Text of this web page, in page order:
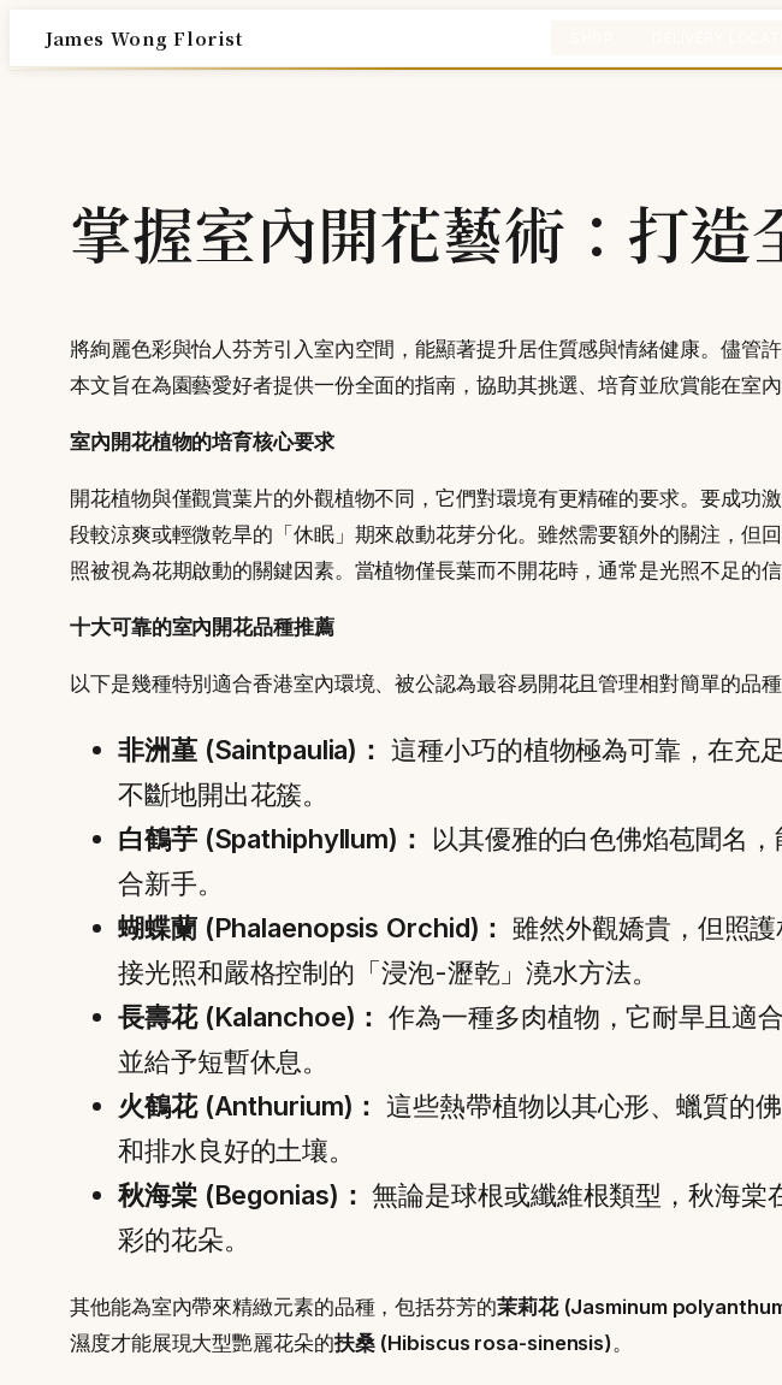
Skip
to
James Wong Florist
掌握室內開花藝術：打造
將絢麗色彩與怡人芬芳引入室內空間，能顯著提升居住質感與情緒健康。儘管
本文旨在為園藝愛好者提供一份全面的指南，協助其挑選、培育並欣賞能在室
室內開花植物的培育核心要求
開花植物與僅觀賞葉片的外觀植物不同，它們對環境有更精確的要求。要成
段較涼爽或輕微乾旱的「休眠」期來啟動花芽分化。雖然需要額外的關注，但
照被視為花期啟動的關鍵因素。當植物僅長葉而不開花時，通常是光照不足的信
十大可靠的室內開花品種推薦
以下是幾種特別適合香港室內環境、被公認為最容易開花且管理相對簡單的品種
非洲堇 (Saintpaulia)： 這種小巧的植物極為可靠，在充
不斷地開出花簇。
白鶴芋 (Spathiphyllum)：
以其優雅的白色佛焰苞聞名
合新手。
蝴蝶蘭 (Phalaenopsis Orchid)： 雖然外觀嬌貴，但照
接光照和嚴格控制的「浸泡-瀝乾」澆水方法。
長壽花 (Kalanchoe)： 作為一種多肉植物，它耐旱且適
並給予短暫休息。
火鶴花 (Anthurium)： 這些熱帶植物以其心形、蠟質的
和排水良好的土壤。
秋海棠 (Begonias)： 無論是球根或纖維根類型，秋海
彩的花朵。
其他能為室內帶來精緻元素的品種，包括芬芳的茉莉花 (Jasminum
濕度才能展現大型艷麗花朵的扶桑 (Hibiscus rosa-sinensis)。